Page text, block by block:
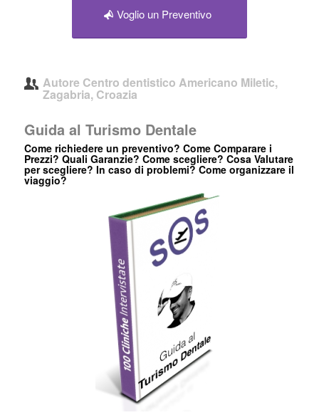
Voglio un Preventivo
Autore Centro dentistico Americano Miletic,
Zagabria, Croazia
Guida al Turismo Dentale
Come richiedere un preventivo? Come Comparare i
Prezzi? Quali Garanzie? Come scegliere? Cosa Valutare
per scegliere? In caso di problemi? Come organizzare il
viaggio?